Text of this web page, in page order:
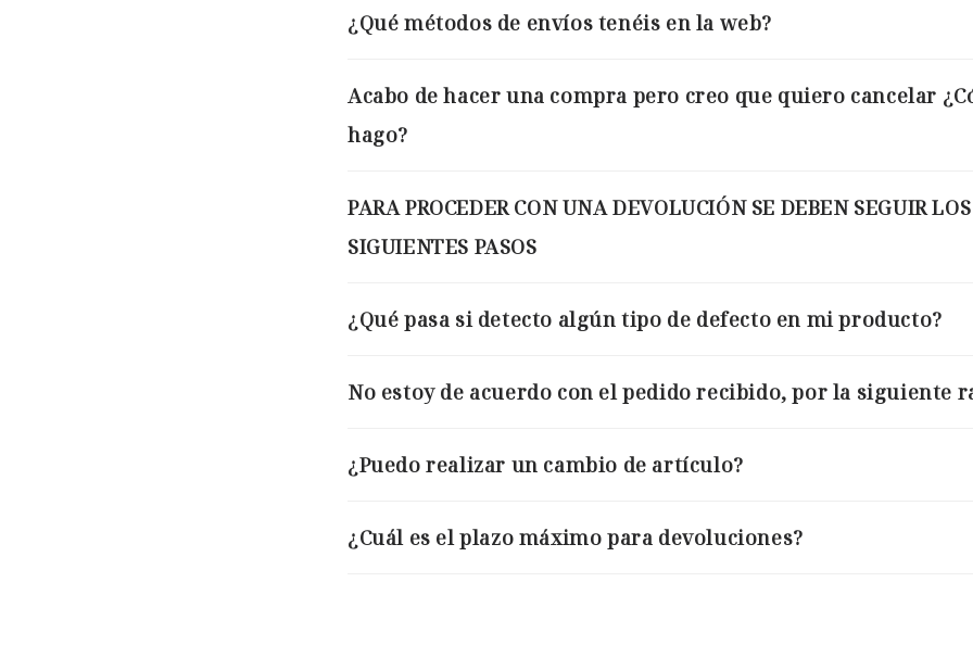
¿Qué métodos de envíos tenéis en la web?
Acabo de hacer una compra pero creo que quiero cancelar
hago?
PARA PROCEDER CON UNA DEVOLUCIÓN SE DEBEN SEGUIR LOS
SIGUIENTES PASOS
¿Qué pasa si detecto algún tipo de defecto en mi producto?
No estoy de acuerdo con el pedido recibido, por la siguiente
¿Puedo realizar un cambio de artículo?
¿Cuál es el plazo máximo para devoluciones?